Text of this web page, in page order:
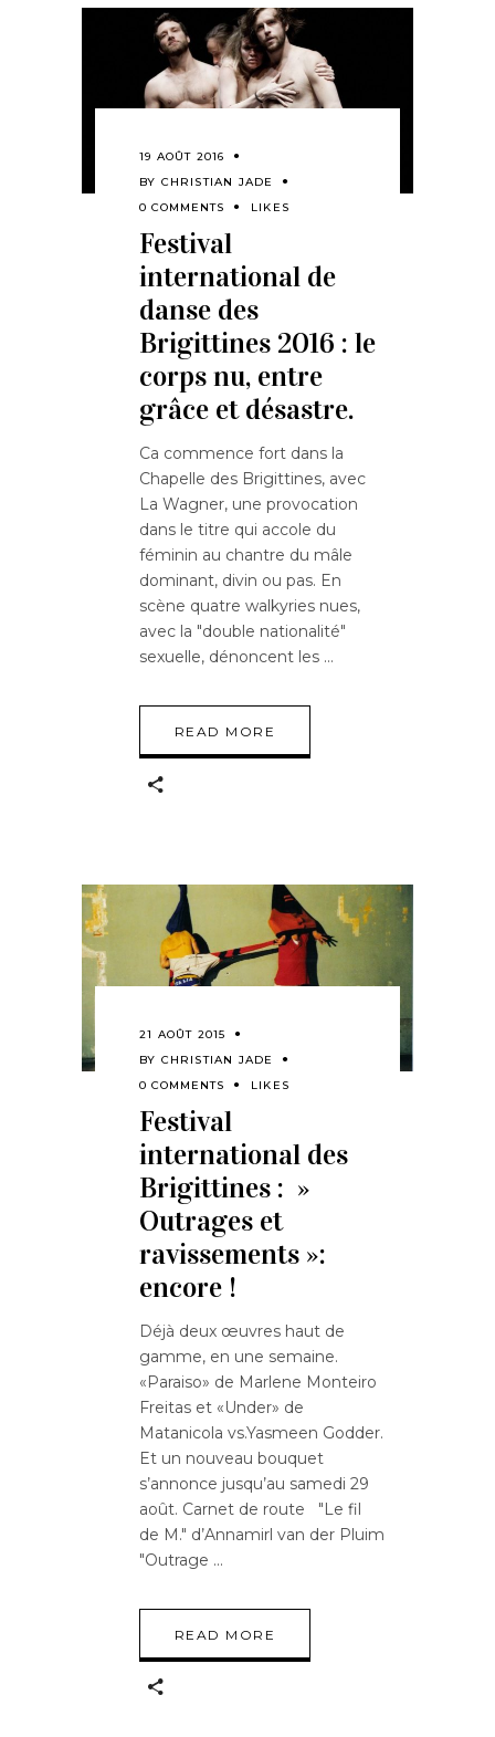
19 AOÛT 2016
BY CHRISTIAN JADE
0 COMMENTS
LIKES
Festival
international de
danse des
Brigittines 2016 : le
corps nu, entre
grâce et désastre.
Ca commence fort dans la
Chapelle des Brigittines, avec
La Wagner, une provocation
dans le titre qui accole du
féminin au chantre du mâle
dominant, divin ou pas. En
scène quatre walkyries nues,
avec la "double nationalité"
sexuelle, dénoncent les
READ MORE
21 AOÛT 2015
BY CHRISTIAN JADE
0 COMMENTS
LIKES
Festival
international des
Brigittines : »
Outrages et
ravissements »:
encore !
Déjà deux œuvres haut de
gamme, en une semaine.
«Paraiso» de Marlene Monteiro
Freitas et «Under» de
Matanicola vs.Yasmeen Godder.
Et un nouveau bouquet
s’annonce jusqu’au samedi 29
août. Carnet de route "Le fil
de M." d’Annamirl van der Pluim
"Outrage
READ MORE